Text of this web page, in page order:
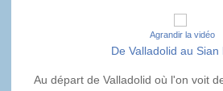
Agrandir la vidéo
De Valladolid au Sian
Au départ de Valladolid où l'on voit